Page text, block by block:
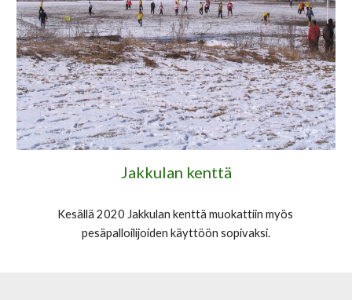
Jakkulan kenttä
Kesällä 2020 Jakkulan kenttä muokattiin myös
pesäpalloilijoiden käyttöön sopivaksi.